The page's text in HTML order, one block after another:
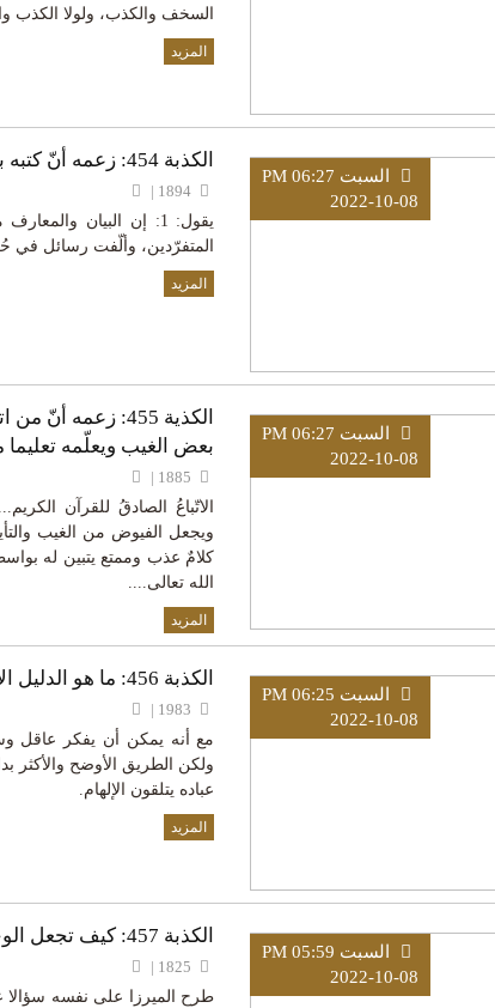
السخف والكذب، ولولا الكذب
المزيد
السبت PM 06:27
2022-10-08
الكذبة 454: زعمه أنّ كتبه بليغة ومعجزة في فصاحتها
1894 |
المتفرّدين، وألّفت رسائل في
المزيد
السبت PM 06:27
2022-10-08
الكذية 455: زعمه
بعض الغيب ويعلّمه
الاتّباعُ الصادقُ للقرآن
ويجعل الفيوض من الغيب
كلامٌ عذب وممتع يتبين له
الله تعالى....
المزيد
السبت PM 06:25
2022-10-08
الكذبة 456: ما هو الدليل الأوضح على وجود الله، العقل أم الإلهام
مع أنه يمكن أن يفكر عاقل
ولكن الطريق الأوضح والأكثر
عباده يتلقون الإلهام.
المزيد
السبت PM 05:59
2022-10-08
الكذبة 457: كيف تجعل الوحي ينزل عليك؟
طرح الميرزا على نفسه سؤالا